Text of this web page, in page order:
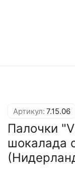
Артикул: 7.15.06
Палочки
шокалада